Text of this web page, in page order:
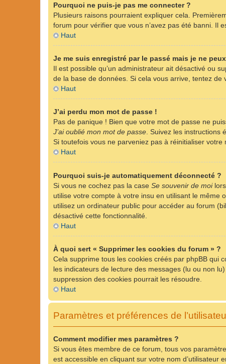
Pourquoi ne puis-je pas me connecter ?
Plusieurs raisons pourraient expliquer cela.
forum pour vérifier que vous n’avez pas été banni. Il
Haut
Je me suis enregistré par le passé mais je ne
Il est possible qu’un administrateur ait désactivé ou
de la base de données. Si cela vous arrive, tentez
Haut
J’ai perdu mon mot de passe !
Pas de panique ! Bien que votre mot de passe ne
J’ai oublié mon mot de passe. Suivez les instructions
Si toutefois vous ne parveniez pas à réinitialiser
Haut
Pourquoi suis-je automatiquement déconnecté ?
Si vous ne cochez pas la case Se souvenir de moilors
utilise votre compte à votre insu en utilisant le même
utilisez un ordinateur public pour accéder au forum
désactivé cette fonctionnalité.
Haut
À quoi sert « Supprimer les cookies du forum » ?
Cela supprime tous les cookies créés par phpBB qui
les indicateurs de lecture des messages (lu ou non
suppression des cookies pourrait les résoudre.
Haut
Paramètres et préférences de
Comment modifier mes paramètres ?
Si vous êtes membre de ce forum, tous vos
est accessible en cliquant sur votre nom